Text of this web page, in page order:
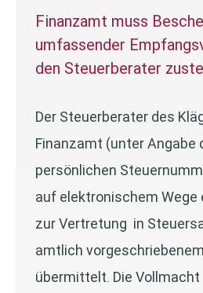
Finanzamt muss
umfassender
den Steuerberater
Der Steuerberater des
Finanzamt (unter Angabe
persönlichen
auf elektronischem Wege
zur Vertretung in
amtlich
übermittelt. Die